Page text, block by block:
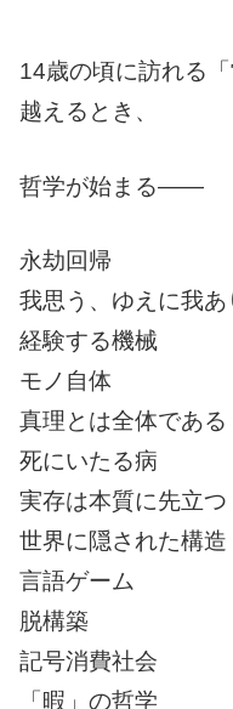
14歳の頃に訪れる
越えるとき、
哲学が始まる――
永劫回帰
我思う、ゆえに我あ
経験する機械
モノ自体
真理とは全体である
死にいたる病
実存は本質に先立つ
世界に隠された構造
言語ゲーム
脱構築
記号消費社会
「暇」の哲学